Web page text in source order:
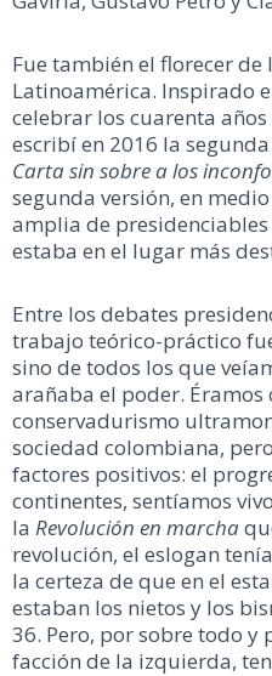
Fue también el florecer
Latinoamérica. Inspirado
celebrar los cuarenta
escribí en 2016 la
Carta sin sobre a los
segunda versión, en
amplia de presidenciables
estaba en el lugar más
Entre los debates
trabajo teórico-práctico
sino de todos los que
arañaba el poder. Éramos
conservadurismo
sociedad colombiana,
factores positivos: el
continentes, sentíamos
la Revolución en marcha
revolución, el eslogan
la certeza de que en el
estaban los nietos y los
36. Pero, por sobre todo y
facción de la izquierda,